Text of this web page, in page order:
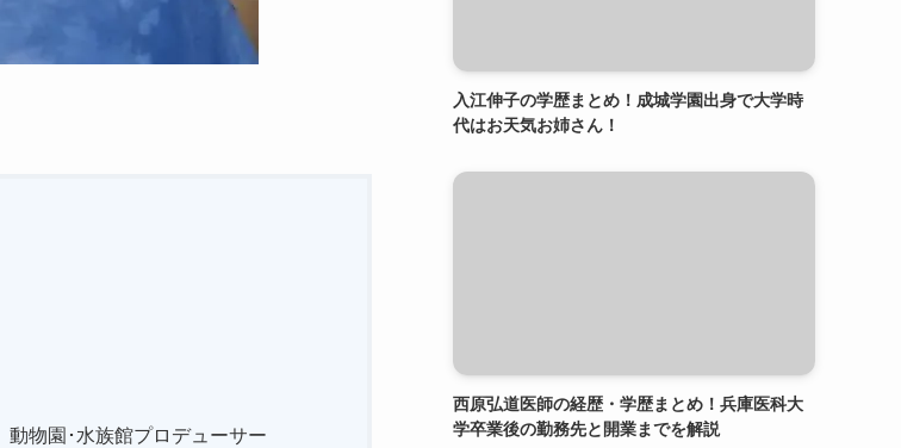
物園･水族館プロデューサー
入江伸子の学歴まとめ！成城学園出身で大学時
代はお天気お姉さん！
西原弘道医師の経歴・学歴まとめ！兵庫医科大
学卒業後の勤務先と開業までを解説